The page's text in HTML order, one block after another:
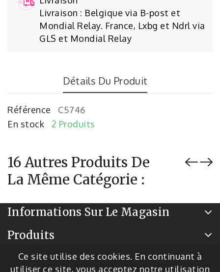
Livraison : Belgique via B-post et
Mondial Relay. France, Lxbg et Ndrl via
GLS et Mondial Relay
Détails Du Produit
Référence
C5746
En stock
2 Produits
16 Autres Produits De
La Même Catégorie :
Informations Sur Le Magasin
Produits
Notre Société
Ce site utilise des cookies. En continuant à
utiliser ce site, vous acceptez notre utilisation